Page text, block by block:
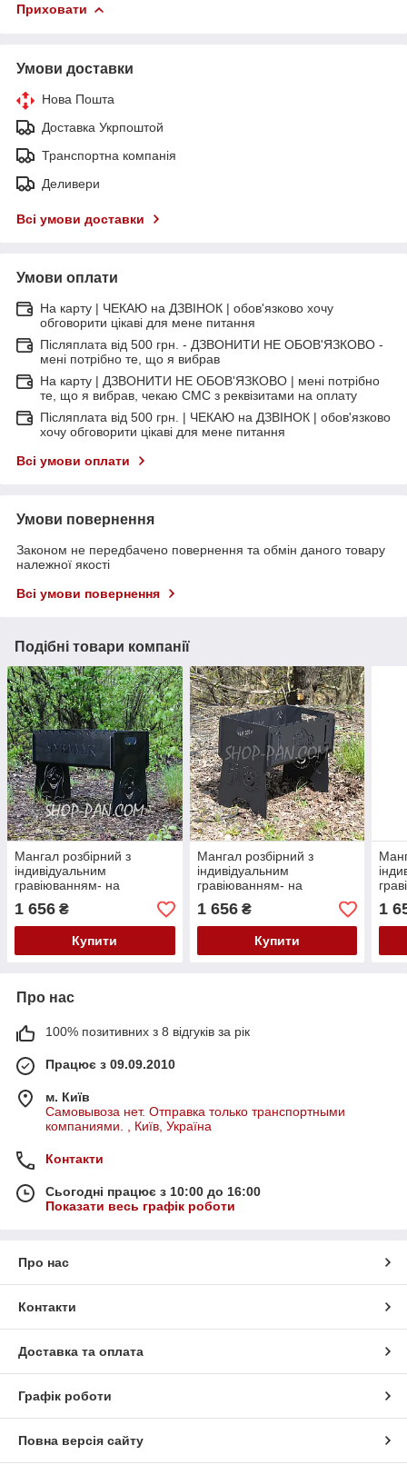
Приховати
Умови доставки
Нова Пошта
Доставка Укрпоштой
Транспортна компанія
Деливери
Всі умови доставки
Умови оплати
На карту | ЧЕКАЮ на ДЗВІНОК | обов'язково хочу
обговорити цікаві для мене питання
Післяплата від 500 грн. - ДЗВОНИТИ НЕ ОБОВ'ЯЗКОВО -
мені потрібно те, що я вибрав
На карту | ДЗВОНИТИ НЕ ОБОВ'ЯЗКОВО | мені потрібно
те, що я вибрав, чекаю СМС з реквізитами на оплату
Післяплата від 500 грн. | ЧЕКАЮ на ДЗВІНОК | обов'язково
хочу обговорити цікаві для мене питання
Всі умови оплати
Умови повернення
Законом не передбачено повернення та обмін даного товару
належної якості
Всі умови повернення
Подібні товари компанії
Мангал розбірний з
індивідуальним
гравіюванням- на
подарунок
1 656 ₴
Купити
Мангал розбірний з
індивідуальним
гравіюванням- на
подарунок
1 656₴
Купити
1
Про нас
100% позитивних з 8 відгуків за рік
Працює з 09.09.2010
м. Київ
Самовывоза нет. Отправка только транспортными
компаниями. , Київ, Україна
Контакти
Сьогодні працює з 10:00 до 16:00
Показати весь графік роботи
Про нас
Контакти
Доставка та оплата
Графік роботи
Повна версія сайту